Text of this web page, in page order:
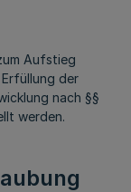
Aufstieg
der
nach §§
werden.